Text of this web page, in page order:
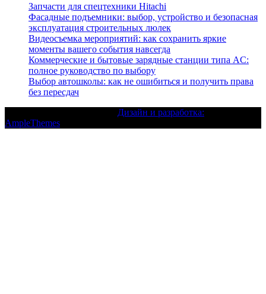
Запчасти для спецтехники Hitachi
Фасадные подъемники: выбор, устройство и безопасная
эксплуатация строительных люлек
Видеосъемка мероприятий: как сохранить яркие
моменты вашего события навсегда
Коммерческие и бытовые зарядные станции типа AC:
полное руководство по выбору
Выбор автошколы: как не ошибиться и получить права
без пересдач
Дизайн и разработка:
AmpleThemes